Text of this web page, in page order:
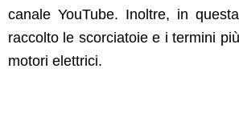
canale YouTube. Inoltre, in
rac­colto le scor­ci­a­toie e i ter­mi­ni
motori elettrici.